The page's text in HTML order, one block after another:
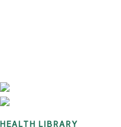
HEALTH LIBRARY